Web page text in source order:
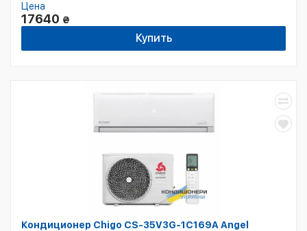
Цена
17640 ₴
Купить
Кондиционер Chigo CS-35V3G-1C169A Angel